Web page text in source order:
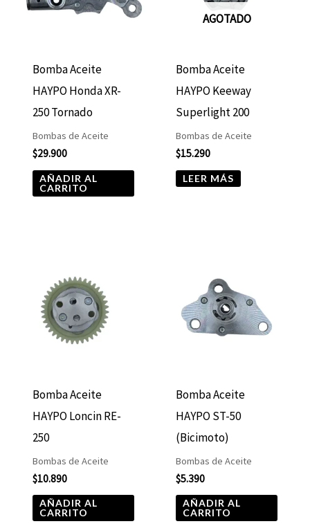
Bomba Aceite
HAYPO Honda XR-
250 Tornado
Bombas de Aceite
$29.900
AÑADIR AL
CARRITO
AGOTADO
Bomba Aceite
HAYPO Keeway
Superlight 200
Bombas de Aceite
$15.290
LEER MÁS
Bomba Aceite
HAYPO Loncin RE-
250
Bombas de Aceite
$10.890
AÑADIR AL
CARRITO
Bomba Aceite
HAYPO ST-50
(Bicimoto)
Bombas de Aceite
$5.390
AÑADIR AL
CARRITO